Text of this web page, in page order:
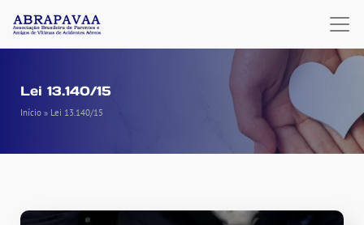
Lei 13.140/15
Início » Lei 13.140/15